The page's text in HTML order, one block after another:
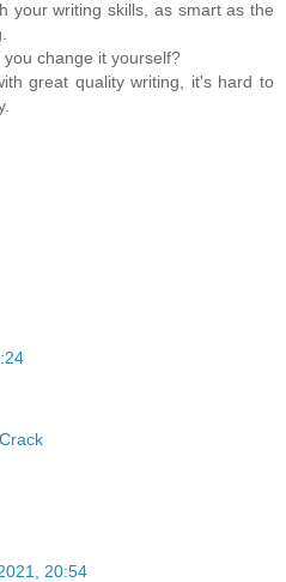
your writing skills, as smart as the
change it yourself?
great quality writing, it's hard to
20:54